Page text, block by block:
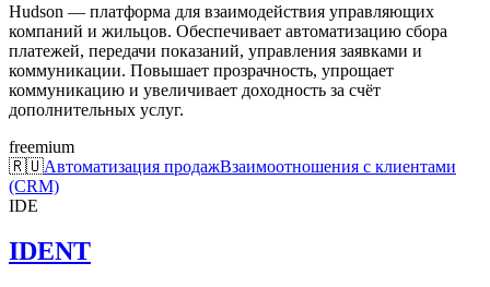
Hudson — платформа для взаимодействия управляющих
компаний и жильцов. Обеспечивает автоматизацию сбора
платежей, передачи показаний, управления заявками и
коммуникации. Повышает прозрачность, упрощает
коммуникацию и увеличивает доходность за счёт
дополнительных услуг.
freemium
🇷🇺Автоматизация продажВзаимоотношения с клиентами
(CRM)
IDE
IDENT